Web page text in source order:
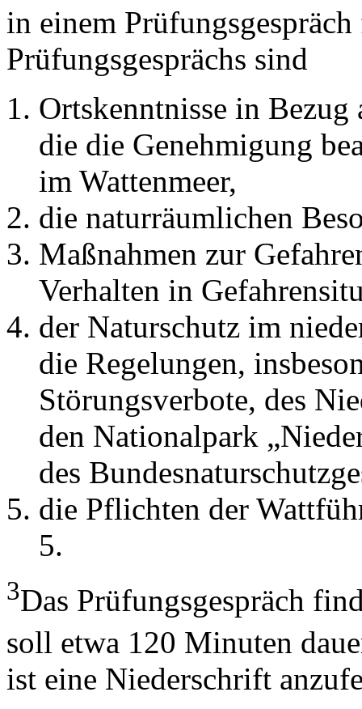
in einem
Prüfungsgesprächs sind
Ortskenntnisse in
die die Genehmigung
im Wattenmeer,
die naturräumlichen
Maßnahmen zur
Verhalten in
der Naturschutz im
die Regelungen,
Störungsverbote, des
den Nationalpark
des
die Pflichten der
5.
3Das Prüfungsgespräch
soll etwa 120 Minuten
ist eine Niederschrift